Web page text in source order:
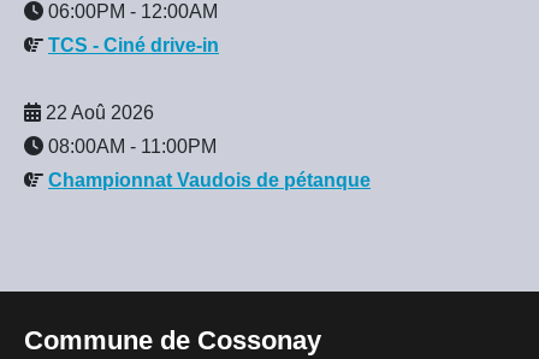
06:00PM - 12:00AM
TCS - Ciné drive-in
22 Aoû 2026
08:00AM - 11:00PM
Championnat Vaudois de pétanque
Commune de Cossonay